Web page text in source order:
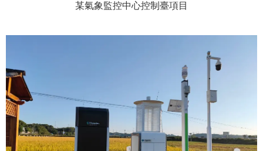
某氣象監控中心控制臺項目